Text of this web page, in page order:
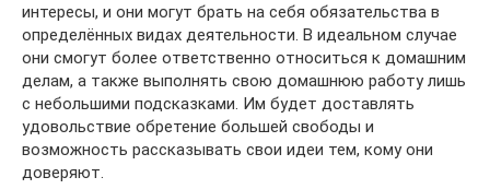
интересы, и они могут брать на себя обязательства в
определённых видах деятельности. В идеальном случае
они смогут более ответственно относиться к домашним
делам, а также выполнять свою домашнюю работу лишь
с небольшими подсказками. Им будет доставлять
удовольствие обретение большей свободы и
возможность рассказывать свои идеи тем, кому они
доверяют.